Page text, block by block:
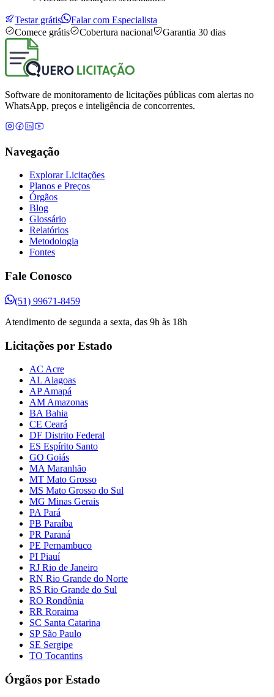
Testar grátis
Falar com Especialista
Comece grátis
Cobertura nacional Garantia 30 dias
Software de monitoramento de licitações públicas com alertas no
WhatsApp, preços e inteligência de concorrentes.
Navegação
Explorar Licitações
Planos e Preços
Órgãos
Blog
Glossário
Relatórios
Metodologia
Fontes
Fale Conosco
(51) 99671-8459
Atendimento de segunda a sexta, das 9h às 18h
Licitações por Estado
AC Acre
AL Alagoas
AP Amapá
AM Amazonas
BA Bahia
CE Ceará
DF Distrito Federal
ES Espírito Santo
GO Goiás
MA Maranhão
MT Mato Grosso
MS Mato Grosso do Sul
MG Minas Gerais
PA Pará
PB Paraíba
PR Paraná
PE Pernambuco
PI Piauí
RJ Rio de Janeiro
RN Rio Grande do Norte
RS Rio Grande do Sul
RO Rondônia
RR Roraima
SC Santa Catarina
SP São Paulo
SE Sergipe
TO Tocantins
Órgãos por Estado